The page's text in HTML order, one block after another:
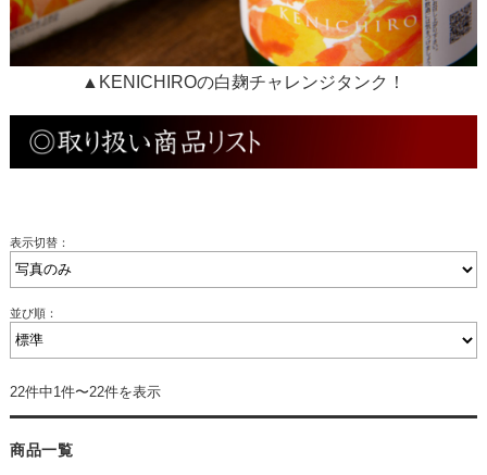
▲KENICHIROの白麹チャレンジタンク！
表示切替：
並び順：
22件中1件〜22件を表示
商品一覧